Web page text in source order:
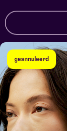
geannuleerd